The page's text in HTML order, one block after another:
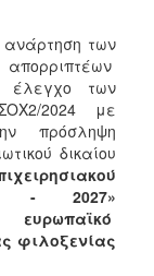
ανάρτηση των
έλεγχο των
ΣΟΧ2/2024 με
πρόσληψη
δικαίου
- 2027»
φιλοξενίας